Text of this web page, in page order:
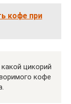
кофе при
цикорий
кофе